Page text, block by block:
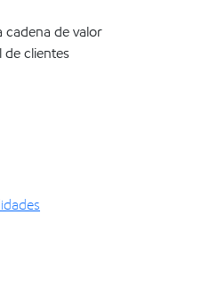
cadena de valor
clientes